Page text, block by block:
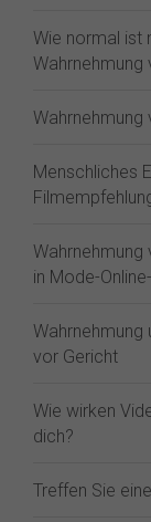
Wie normal ist
Wahrnehmung
Wahrnehmung
Menschliches
in Mode-
Wahrnehmung
vor Gericht
Wie wirken
dich?
Treffen Sie